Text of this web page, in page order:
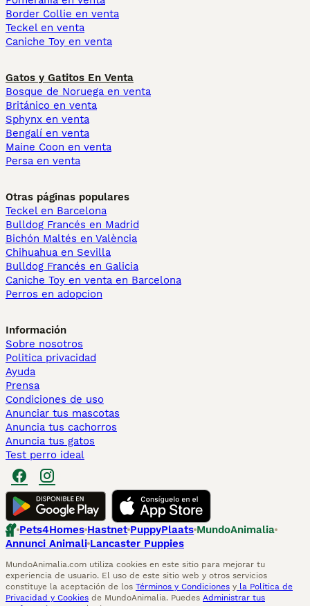
Border Collie en venta
Teckel en venta
Caniche Toy en venta
Gatos y Gatitos En Venta
Bosque de Noruega en venta
Británico en venta
Sphynx en venta
Bengalí en venta
Maine Coon en venta
Persa en venta
Otras páginas populares
Teckel en Barcelona
Bulldog Francés en Madrid
Bichón Maltés en València
Chihuahua en Sevilla
Bulldog Francés en Galicia
Caniche Toy en venta en Barcelona
Perros en adopcion
Información
Sobre nosotros
Politica privacidad
Ayuda
Prensa
Condiciones de uso
Anunciar tus mascotas
Anuncia tus cachorros
Anuncia tus gatos
Test perro ideal
Pets4Homes Hastnet PuppyPlaats MundoAnimalia
Annunci Animali Lancaster Puppies
MundoAnimalia.com utiliza cookies en este sitio para mejorar tu
experiencia de usuario. El uso de este sitio web y otros servicios
constituye la aceptación de los Términos y Condiciones y la Política de
Privacidad y Cookies de MundoAnimalia. Puedes Administrar tus